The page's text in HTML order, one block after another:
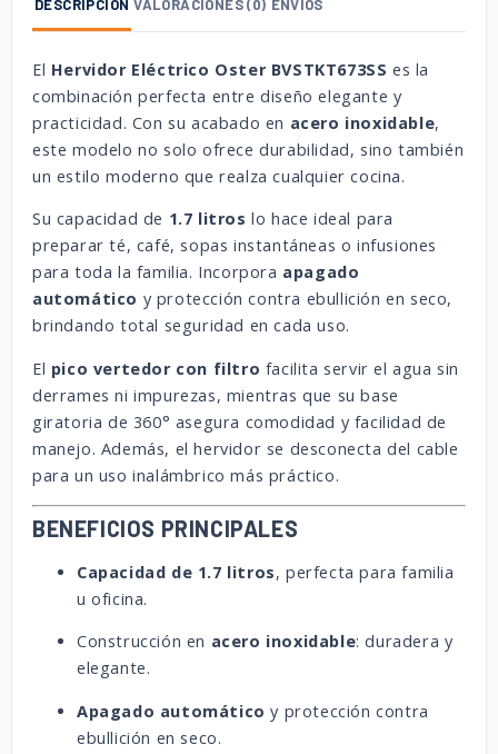
DESCRIPCIÓN VALORACIONES (0) ENVÍOS
El Hervidor Eléctrico Oster BVSTKT673SS es la
combinación perfecta entre diseño elegante y
practicidad. Con su acabado en acero inoxidable,
este modelo no solo ofrece durabilidad, sino también
un estilo moderno que realza cualquier cocina.
Su capacidad de 1.7 litros lo hace ideal para
preparar té, café, sopas instantáneas o infusiones
para toda la familia. Incorpora apagado
automático y protección contra ebullición en seco,
brindando total seguridad en cada uso.
El pico vertedor con filtro facilita servir el agua sin
derrames ni impurezas, mientras que su base
giratoria de 360° asegura comodidad y facilidad de
manejo. Además, el hervidor se desconecta del cable
para un uso inalámbrico más práctico.
BENEFICIOS PRINCIPALES
Capacidad de 1.7 litros, perfecta para familia
u oficina.
Construcción en acero inoxidable: duradera y
elegante.
Apagado automático y protección contra
ebullición en seco.